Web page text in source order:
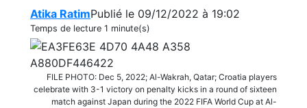
Atika RatimPublié le 09/12/2022 à 19:02
Temps de lecture 1 minute(s)
FILE PHOTO: Dec 5, 2022; Al-Wakrah, Qatar; Croatia players
celebrate with 3-1 victory on penalty kicks in a round of sixteen
match against Japan during the 2022 FIFA World Cup at Al-